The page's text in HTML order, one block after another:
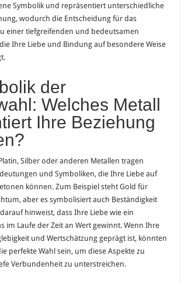
Symbolik und repräsentiert unterschiedliche
wodurch die Entscheidung für das
einer tiefgreifenden und bedeutsamen
Ihre Liebe und Bindung auf besondere Weise
der
Welches Metall
Ihre Beziehung
Silber oder anderen Metallen tragen
und Symboliken, die Ihre Liebe auf
können. Zum Beispiel steht Gold für
aber es symbolisiert auch Beständigkeit
hinweist, dass Ihre Liebe wie ein
im Laufe der Zeit an Wert gewinnt. Wenn Ihre
und Wertschätzung geprägt ist, könnten
perfekte Wahl sein, um diese Aspekte zu
Verbundenheit zu unterstreichen.